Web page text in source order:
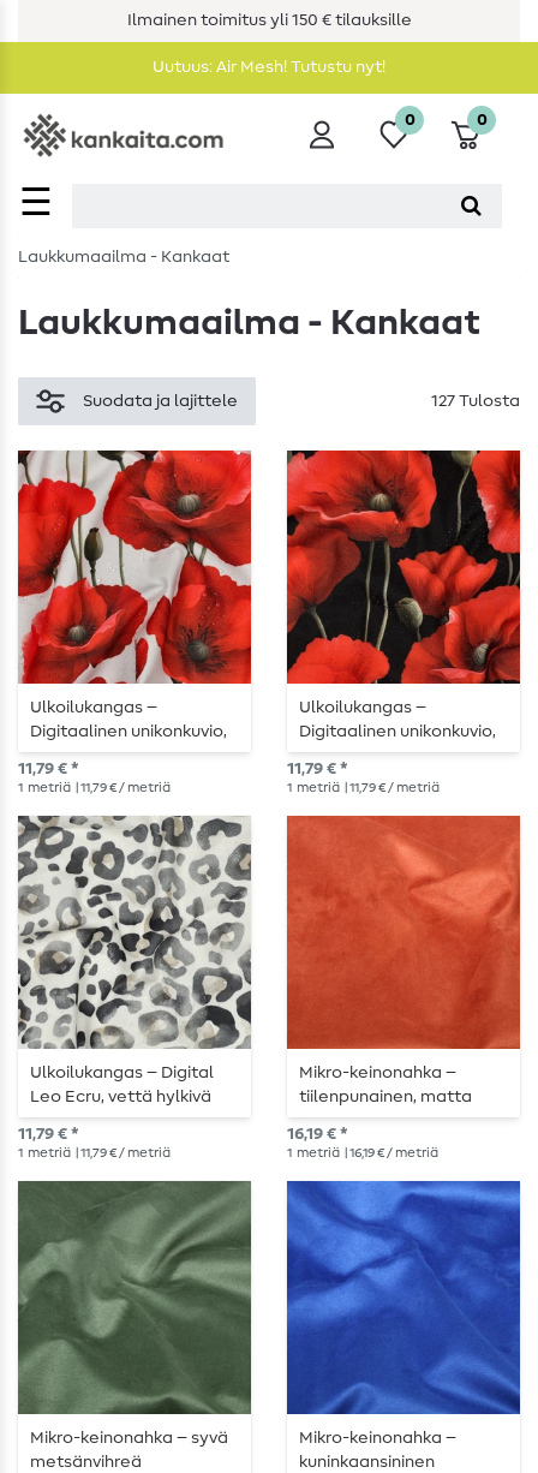
Ilmainen toimitus yli 150 € tilauksille
Uutuus: Air Mesh! Tutustu nyt!
☰
0 0
Laukkumaailma - Kankaat
Laukkumaailma - Kankaat
Suodata ja lajittele 127 Tulosta
Ulkoilukangas –
Digitaalinen unikonkuvio,
valkoinen, vettä hylkivä
11,79 € *
1 metriä | 11,79 € / metriä
Ulkoilukangas –
Digitaalinen unikonkuvio,
musta, vettä hylkivä
11,79 € *
1 metriä | 11,79 € / metriä
Ulkoilukangas – Digital
Leo Ecru, vettä hylkivä
11,79 € *
1 metriä | 11,79 € / metriä
Mikro-keinonahka –
tiilenpunainen, matta
16,19 € *
1 metriä | 16,19 € / metriä
Mikro-keinonahka – syvä
metsänvihreä
Mikro-keinonahka –
kuninkaansininen